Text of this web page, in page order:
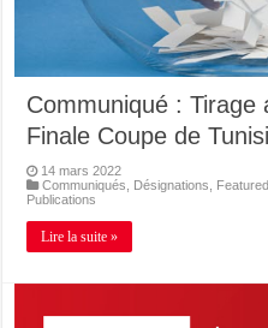
Communiqué : Tirage
Finale Coupe de
14 mars 2022
Communiqués, Désignations, Featured
Publications
Lire la suite »